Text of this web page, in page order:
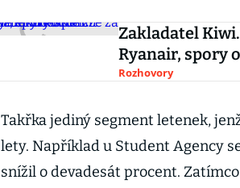
Zakladatel
Ryanair, spory
Rozhovory
Takřka jediný segment letenek,
lety. Například u Student Agency
snížil o devadesát procent.